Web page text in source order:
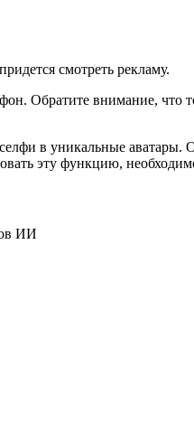
смотреть рекламу.
Обратите внимание, что
в уникальные аватары.
эту функцию,
ИИ